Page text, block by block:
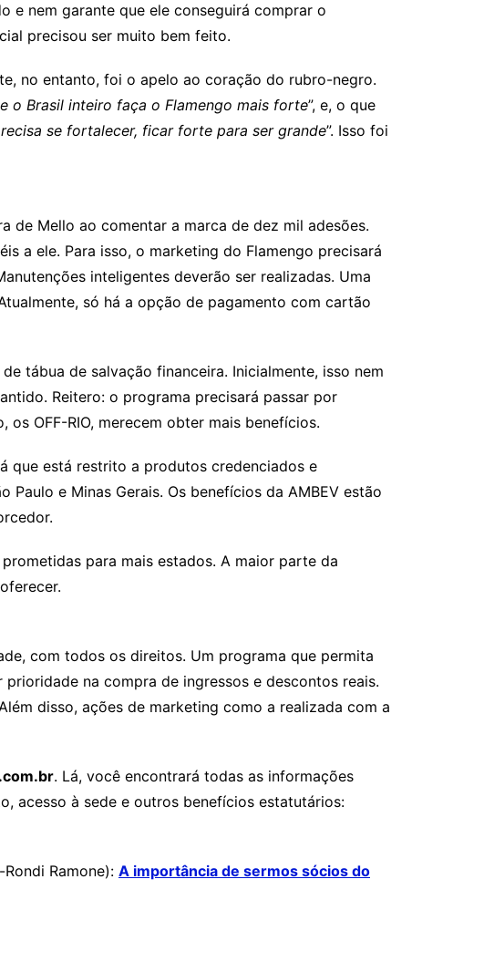
e nem garante que ele conseguirá comprar o
precisou ser muito bem feito.
no entanto, foi o apelo ao coração do rubro-negro.
o Brasil inteiro faça o Flamengo mais forte”, e, o que
se fortalecer, ficar forte para ser grande”. Isso foi
de Mello ao comentar a marca de dez mil adesões.
a ele. Para isso, o marketing do Flamengo precisará
inteligentes deverão ser realizadas. Uma
só há a opção de pagamento com cartão
tábua de salvação financeira. Inicialmente, isso nem
Reitero: o programa precisará passar por
OFF-RIO, merecem obter mais benefícios.
que está restrito a produtos credenciados e
e Minas Gerais. Os benefícios da AMBEV estão
para mais estados. A maior parte da
com todos os direitos. Um programa que permita
na compra de ingressos e descontos reais.
disso, ações de marketing como a realizada com a
. Lá, você encontrará todas as informações
acesso à sede e outros benefícios estatutários:
Ramone): A importância de sermos sócios do